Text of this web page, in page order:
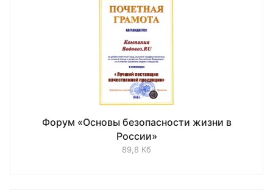
Форум «Основы безопасности жизни в
России»
89,8 Кб